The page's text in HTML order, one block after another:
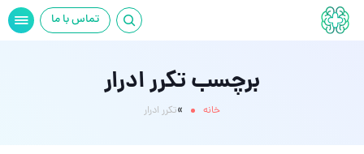
تماس با ما
برچسب تکرر ادرار
خانه »تکرر ادرار